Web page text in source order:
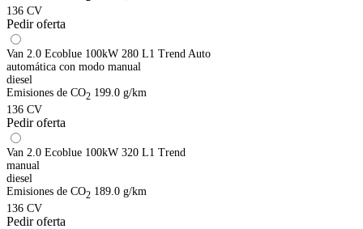
136 CV
Pedir oferta
Van 2.0 Ecoblue 100kW 280 L1 Trend Auto
automática con modo manual
diesel
Emisiones de CO2 199.0 g/km
136 CV
Pedir oferta
Van 2.0 Ecoblue 100kW 320 L1 Trend
manual
diesel
Emisiones de CO2 189.0 g/km
136 CV
Pedir oferta